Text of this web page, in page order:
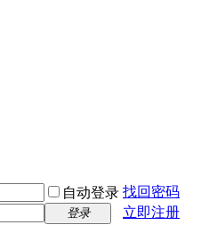
自动登录 找回密码
登录 立即注册